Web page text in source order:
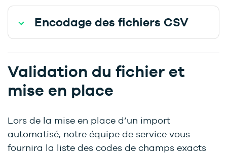
Encodage des fichiers CSV
Validation du fichier et
mise en place
Lors de la mise en place d’un import
automatisé, notre équipe de service vous
fournira la liste des codes de champs exacts